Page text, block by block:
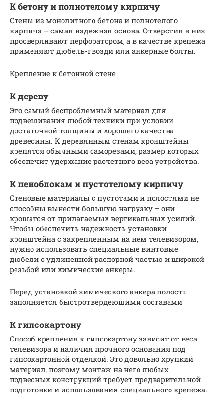
К бетону и полнотелому кирпичу
Стены из монолитного бетона и полнотелого
кирпича – самая надежная основа. Отверстия в них
просверливают перфоратором, а в качестве крепежа
применяют дюбель-гвозди или анкерные болты.
Крепление к бетонной стене
К дереву
Это самый беспроблемный материал для
подвешивания любой техники при условии
достаточной толщины и хорошего качества
древесины. К деревянным стенам кронштейны
крепятся обычными саморезами, размер которых
обеспечит удержание расчетного веса устройства.
К пеноблокам и пустотелому кирпичу
Стеновые материалы с пустотами и полостями не
способны вынести большую нагрузку – они
крошатся от прилагаемых вертикальных усилий.
Чтобы обеспечить надежность установки
кронштейна с закрепленным на нем телевизором,
нужно использовать специальные винтовые
дюбели с удлиненной распорной частью и широкой
резьбой или химические анкеры.
Перед установкой химического анкера полость
заполняется быстротвердеющими составами
К гипсокартону
Способ крепления к гипсокартону зависит от веса
телевизора и наличия прочного основания под
гипсокартонной отделкой. Это довольно хрупкий
материал, поэтому монтаж на него любых
подвесных конструкций требует предварительной
подготовки и использования специального крепежа.